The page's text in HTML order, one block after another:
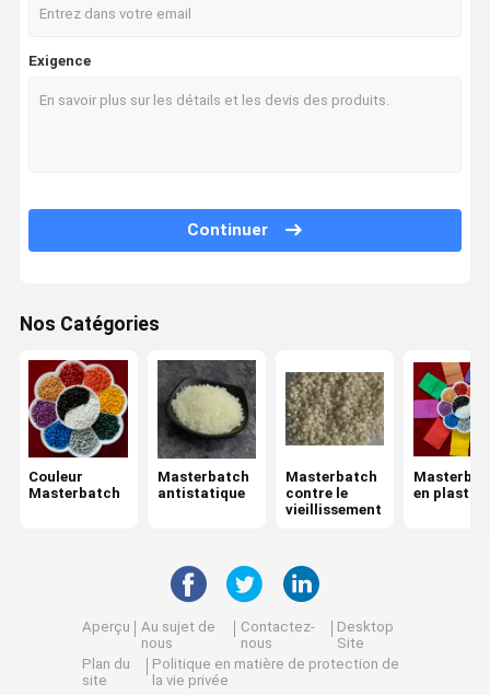
Masterbatch en plastique
Colorant Masterbatch
masterbatch de remplisseur
Masterbatch de couleur pour injection
Partie principale UV
Exigence
Continuer
Nos Catégories
Couleur
Masterbatch
Masterbatch
antistatique
Masterbatch
contre le
vieillissement
en
Aperçu
Au sujet de
nous
Contactez-
nous
Desktop
Site
Plan du
site
Politique en matière de protection de
la vie privée